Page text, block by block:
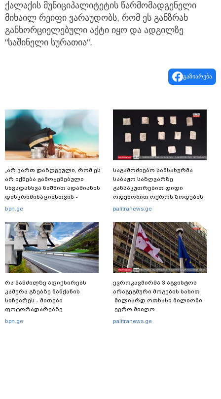
ქალაქის მუნიციპალიტეტის წარმომადგენელი
მიხაილ რეიფი ვარაუდობს, რომ ეს განზრახ
განხორციელებული აქტი იყო და ადგილზე
"საშინელი სურათია".
გაზიარება
„არ ვართ დაზღვეული, რომ ეს
არ იქნება გამოყენებული
სხვადასხვა ნიშნით ადამიანის
დისკრიმინაციისთვის -
განათლების სისტემა დიდი
bpn.ge
რა მანძილზე აფიქსირებს
კამერა გზებზე მანქანის
სიჩქარეს - მითები
ფოტორადარებზე
bpn.ge
საგამოძიებო სამსახურმა
საბაჟო საზღვარზე
განსაკუთრებით დიდი
ოდენობით ოქროს ზოდების
უკანონოდ გადმოტანის ფაქტზე
palitranews.ge
ევროკავშირმა 3 აგვისტოს
არაგეგმური მოგების სახით
მილიარდ ოთხასი მილიონი
ევრო მიიღო
palitranews.ge